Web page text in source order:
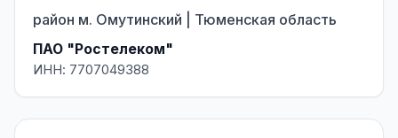
район м. Омутинский | Тюменская область
ПАО "Ростелеком"
ИНН: 7707049388